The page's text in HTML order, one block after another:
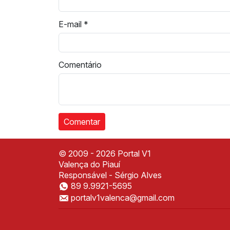
E-mail *
Comentário
© 2009 - 2026 Portal V1
Valença do Piauí
Responsável - Sérgio Alves
89 9.9921-5695
portalv1valenca@gmail.com